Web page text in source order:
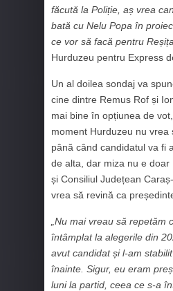
făcută la Poliție, aș vrea
bată cu Nelu Popa în
ce vor să facă pentru
Hurduzeu pentru Express
Un al doilea sondaj va
cine dintre Remus Rof și
mai bine în opțiunea de
moment Hurduzeu nu vrea
până când candidatul va fi
de alta, dar miza nu e doar
și Consiliul Județean
vrea să revină ca
„Nu mai vreau să repetăm
întâmplat la alegerile din
avut candidat și l-am
înainte. Sigur, eu eram
luni la partid, ceea ce s-a